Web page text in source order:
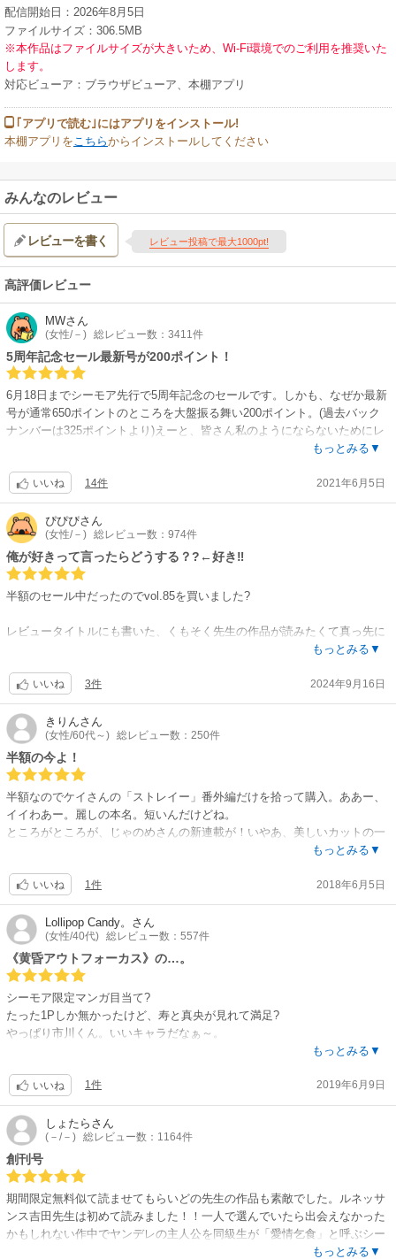
配信開始日：2026年8月5日
ファイルサイズ：306.5MB
※本作品はファイルサイズが大きいため、Wi-Fi環境でのご利用を推奨いた
します。
対応ビューア：ブラウザビューア、本棚アプリ
｢アプリで読む｣にはアプリをインストール!
本棚アプリを こちらからインストールしてください
みんなのレビュー
レビューを書く レビュー投稿で最大1000pt!
高評価レビュー
MWさん
(女性/－) 総レビュー数：3411件
5周年記念セール最新号が200ポイント！
6月18日までシーモア先行で5周年記念のセールです。しかも、なぜか最新
号が通常650ポイントのところを大盤振る舞い200ポイント。(過去バック
ナンバーは325ポイントより)えーと、皆さん私のようにならないためにレ
ビューするのですが、わたくし、じゃのめ先生の映画部シリーズ宵々モノ
が150ポイントだったのです(ちなみに宵々〜の最終話はさすがの幸せご褒
美回で美味しくいただきました。ご馳走様でした。単行本も今月発売で
す。もちろん買います。)
最新号の雑誌ハニーミルクはいろいろ入って今ならたった200ポイン
ト。。。なんと一穂ミチ先生オリジナル原作で、大好きなymz先生作画の
新連載も掲載されています。市川先生のストレイバレットベイベーの番外
編も。単話で別々に買うより、ぜっっっっったいにお得です。皆さま、ひ
解かと。
もっとみる▼
いいね 14件 2021年6月5日
ぴぴぴさん
(女性/－) 総レビュー数：974件
俺が好きって言ったらどうする？?←好き‼
半額のセール中だったのでvol.85を買いました?
レビュータイトルにも書いた、くもそく先生の作品が読みたくて真っ先に
当てはまります）
アングルが多彩で読んでて楽しいし、瞳のキラメキや台詞なしのコマで感
情が伝わってきて最っっっ高に痺れる?
今回特に切なさから【ギュン??】の過程が素敵なお話だったので単行本が
待ち遠しいです。
他には『ジュリエット〜』の潜入レポ漫画がとても面白かったです?
もっとみる▼
いいね 3件 2024年9月16日
きりんさん
(女性/60代～) 総レビュー数：250件
半額の今よ！
半額なのでケイさんの「ストレイー」番外編だけを拾って購入。ああー、
イイわあー。麗しの本名。短いんだけどね。
ところがところが、じゃのめさんの新連載が！いやあ、美しいカットの一
つ一つに心が騒めく。眼鏡のフレームに影をつけた人なんて今までいた？
おまけにJOY続編掲載のお知らせもあり、最新刊は美しく嬉しい一冊でし
た。
もっとみる▼
いいね 1件 2018年6月5日
Lollipop Candy。 さん
(女性/40代) 総レビュー数：557件
《黄昏アウトフォーカス》の…。
シーモア限定マンガ目当て?
たった1Pしか無かったけど、寿と真央が見れて満足?
やっぱり市川くん。いいキャラだなぁ～。
ymz先生の《ヒゲと鈴と～》も纏まるのが楽しみ?
さねもり先生の新連載も楽しみだなぁ～?
普段、雑誌は買わないですが、色んな作品が見れて良かったです?
もっとみる▼
いいね 1件 2019年6月9日
しょたら さん
(－/－) 総レビュー数：1164件
創刊号
期間限定無料似て読ませてもらいどの先生の作品も素敵でした。ルネッサ
ンス吉田先生は初めて読みました！！一人で選んでいたら出会えなかった
かもしれない作中でヤンデレの主人公を同級生が「愛情乞食」と呼ぶシー
ンが上手いこと言うなと。良い経験ありがとうございます。まだ12号まで
もっとみる▼